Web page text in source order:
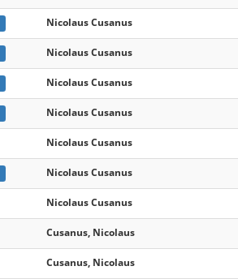
Nicolaus Cusanus
Nicolaus Cusanus
Nicolaus Cusanus
Nicolaus Cusanus
Nicolaus Cusanus
Nicolaus Cusanus
Nicolaus Cusanus
Cusanus, Nicolaus
Cusanus, Nicolaus